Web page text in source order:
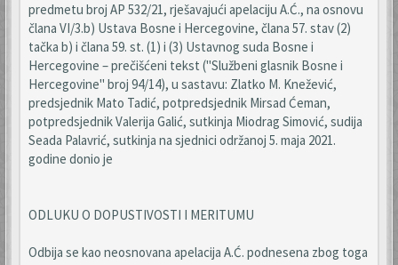
predmetu broj AP 532/21, rješavajući apelaciju A.Ć., na osnovu
člana VI/3.b) Ustava Bosne i Hercegovine, člana 57. stav (2)
tačka b) i člana 59. st. (1) i (3) Ustavnog suda Bosne i
Hercegovine – prečišćeni tekst ("Službeni glasnik Bosne i
Hercegovine" broj 94/14), u sastavu: Zlatko M. Knežević,
predsjednik Mato Tadić, potpredsjednik Mirsad Ćeman,
potpredsjednik Valerija Galić, sutkinja Miodrag Simović, sudija
Seada Palavrić, sutkinja na sjednici održanoj 5. maja 2021.
godine donio je
ODLUKU O DOPUSTIVOSTI I MERITUMU
Odbija se kao neosnovana apelacija A.Ć. podnesena zbog toga